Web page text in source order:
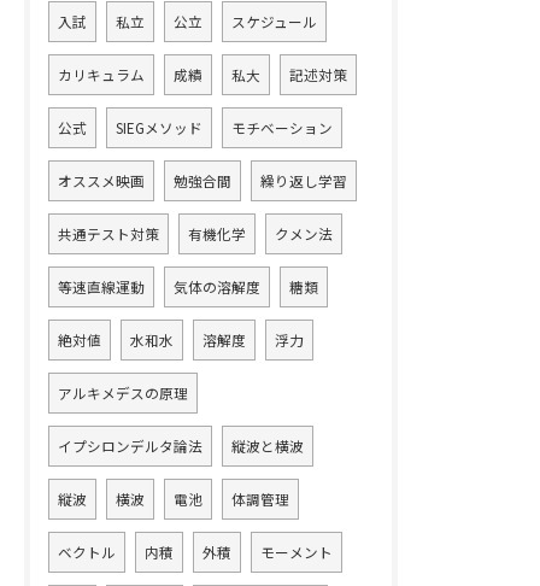
入試 私立 公立 スケジュール
カリキュラム 成績 私大 記述対策
公式 SIEGメソッド モチベーション
オススメ映画 勉強合間 繰り返し学習
共通テスト対策 有機化学 クメン法
等速直線運動 気体の溶解度 糖類
絶対値 水和水 溶解度 浮力
アルキメデスの原理
イプシロンデルタ論法 縦波と横波
縦波 横波 電池 体調管理
ベクトル 内積 外積 モーメント